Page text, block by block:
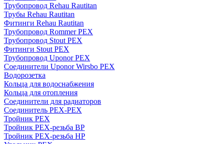
Трубопровод Rehau Rautitan
Трубы Rehau Rautitan
Фитинги Rehau Rautitan
Трубопровод Rommer PEX
Трубопровод Stout PEX
Фитинги Stout PEX
Трубопровод Uponor PEX
Соединители Uponor Wirsbo PEX
Водорозетка
Кольца для водоснабжения
Кольца для отопления
Соединители для радиаторов
Соединитель PEX-PEX
Тройник PEX
Тройник PEX-резьба ВР
Тройник PEX-резьба НР